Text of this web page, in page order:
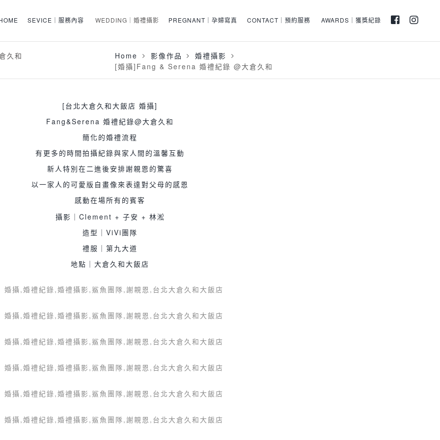
SEVICE｜服務內容 WEDDING｜婚禮攝影 PREGNANT｜孕婦寫真 CONTACT｜預約服務 AWARDS｜獲獎紀錄
久和 Home 影像作品
婚禮攝影
[婚攝]Fang & Serena 婚禮紀錄 @大倉久和
[台北大倉久和大飯店 婚攝]
Fang&Serena 婚禮紀錄@大倉久和
簡化的婚禮流程
有更多的時間拍攝紀錄與家人間的溫馨互動
新人特別在二進後安排謝親恩的驚喜
以一家人的可愛版自畫像來表達對父母的感恩
感動在場所有的賓客
攝影｜Clement + 子安 + 林淞
造型｜ViVi團隊
禮服｜第九大道
地點｜大倉久和大飯店